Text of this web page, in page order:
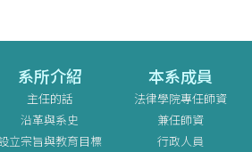
系所介紹
主任的話
沿革與系史
立宗旨與教育目標
本系成員
法律學院專任師資
兼任師資
行政人員